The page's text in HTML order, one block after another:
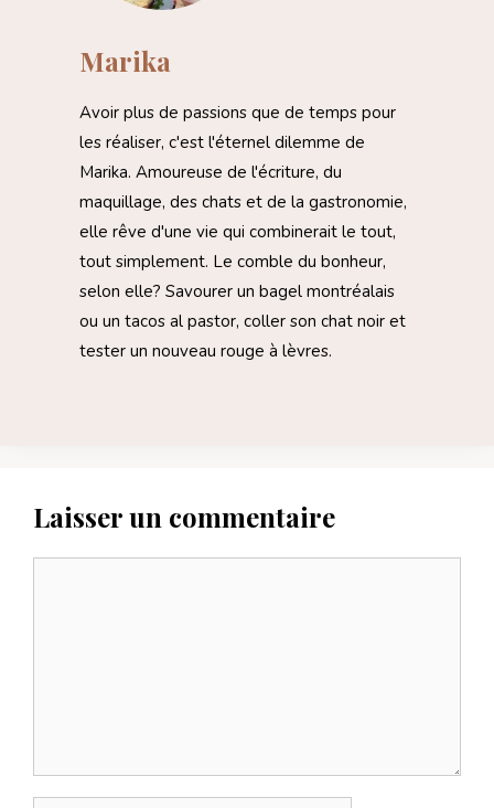
Marika
Avoir plus de passions que de temps pour
les réaliser, c'est l'éternel dilemme de
Marika. Amoureuse de l'écriture, du
maquillage, des chats et de la gastronomie,
elle rêve d'une vie qui combinerait le tout,
tout simplement. Le comble du bonheur,
selon elle? Savourer un bagel montréalais
ou un tacos al pastor, coller son chat noir et
tester un nouveau rouge à lèvres.
Laisser un commentaire